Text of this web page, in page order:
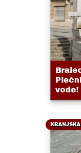
vode!